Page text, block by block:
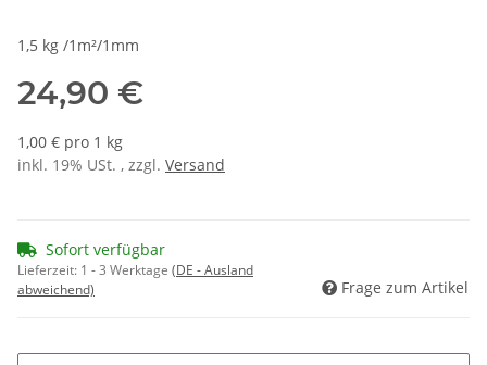
1,5 kg /1m²/1mm
24,90 €
1,00 € pro 1 kg
inkl. 19% USt. , zzgl. Versand
Sofort verfügbar
Lieferzeit: 1 - 3 Werktage (DE - Ausland
abweichend)
Frage zum Artikel